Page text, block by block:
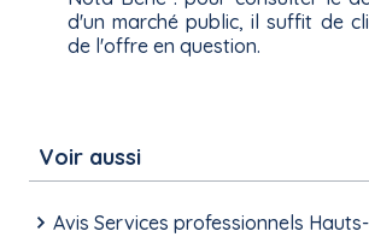
d'un marché public, il suffit de
de l'offre en question.
Voir aussi
Avis Services professionnels